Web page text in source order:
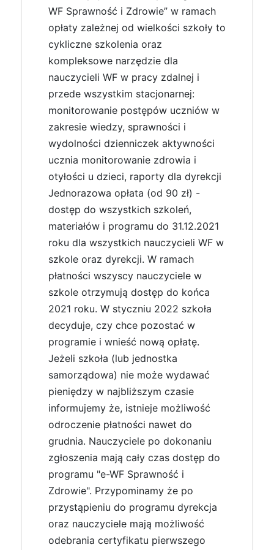
WF Sprawność i Zdrowie” w ramach
opłaty zależnej od wielkości szkoły to
cykliczne szkolenia oraz
kompleksowe narzędzie dla
nauczycieli WF w pracy zdalnej i
przede wszystkim stacjonarnej:
monitorowanie postępów uczniów w
zakresie wiedzy, sprawności i
wydolności dzienniczek aktywności
ucznia monitorowanie zdrowia i
otyłości u dzieci, raporty dla dyrekcji
Jednorazowa opłata (od 90 zł) -
dostęp do wszystkich szkoleń,
materiałów i programu do 31.12.2021
roku dla wszystkich nauczycieli WF w
szkole oraz dyrekcji. W ramach
płatności wszyscy nauczyciele w
szkole otrzymują dostęp do końca
2021 roku. W styczniu 2022 szkoła
decyduje, czy chce pozostać w
programie i wnieść nową opłatę.
Jeżeli szkoła (lub jednostka
samorządowa) nie może wydawać
pieniędzy w najbliższym czasie
informujemy że, istnieje możliwość
odroczenie płatności nawet do
grudnia. Nauczyciele po dokonaniu
zgłoszenia mają cały czas dostęp do
programu "e-WF Sprawność i
Zdrowie". Przypominamy że po
przystąpieniu do programu dyrekcja
oraz nauczyciele mają możliwość
odebrania certyfikatu pierwszego